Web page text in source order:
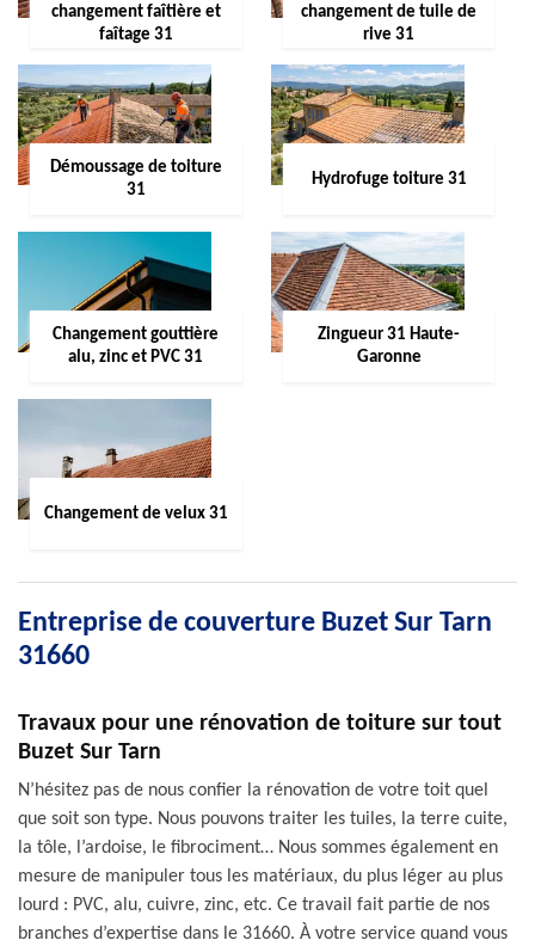
changement faîtière et
faîtage 31
changement de tuile de
rive 31
Démoussage de toiture
31
Hydrofuge toiture 31
Changement gouttière
alu, zinc et PVC 31
Zingueur 31 Haute-
Garonne
Changement de velux 31
Entreprise de couverture Buzet Sur Tarn
31660
Travaux pour une rénovation de toiture sur tout
Buzet Sur Tarn
N’hésitez pas de nous confier la rénovation de votre toit quel
que soit son type. Nous pouvons traiter les tuiles, la terre cuite,
la tôle, l’ardoise, le fibrociment… Nous sommes également en
mesure de manipuler tous les matériaux, du plus léger au plus
lourd : PVC, alu, cuivre, zinc, etc. Ce travail fait partie de nos
branches d’expertise dans le 31660. À votre service quand vous